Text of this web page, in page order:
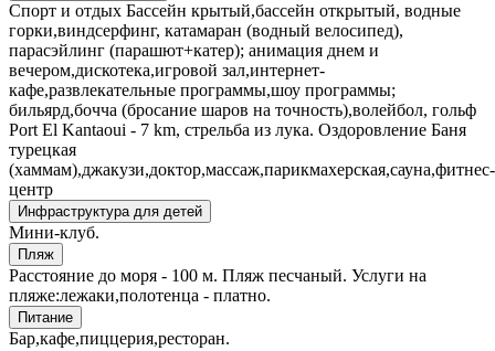
Спорт и отдых Бассейн крытый,бассейн открытый, водные
горки,виндсерфинг, катамаран (водный велосипед),
парасэйлинг (парашют+катер); анимация днем и
вечером,дискотека,игровой зал,интернет-
кафе,развлекательные программы,шоу программы;
бильярд,бочча (бросание шаров на точность),волейбол, гольф
Port El Kantaoui - 7 km, стрельба из лука. Оздоровление Баня
турецкая
(хаммам),джакузи,доктор,массаж,парикмахерская,сауна,фитнес-
центр
Инфраструктура для детей
Мини-клуб.
Пляж
Расстояние до моря - 100 м. Пляж песчаный. Услуги на
пляже:лежаки,полотенца - платно.
Питание
Бар,кафе,пиццерия,ресторан.